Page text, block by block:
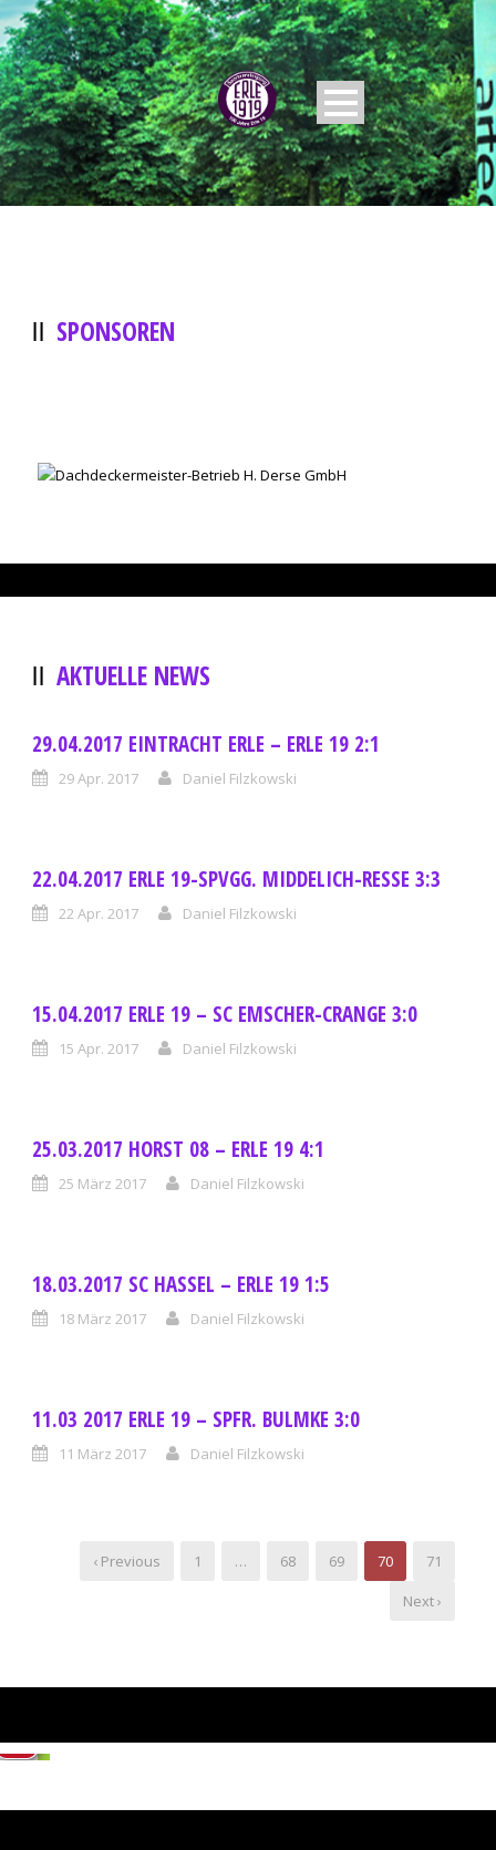
SPONSOREN
AKTUELLE NEWS
29.04.2017 EINTRACHT ERLE – ERLE 19 2:1
29 Apr. 2017 Daniel Filzkowski
22.04.2017 ERLE 19-SPVGG. MIDDELICH-RESSE 3:3
22 Apr. 2017 Daniel Filzkowski
15.04.2017 ERLE 19 – SC EMSCHER-CRANGE 3:0
15 Apr. 2017 Daniel Filzkowski
25.03.2017 HORST 08 – ERLE 19 4:1
25 März 2017 Daniel Filzkowski
18.03.2017 SC HASSEL – ERLE 19 1:5
18 März 2017 Daniel Filzkowski
11.03 2017 ERLE 19 – SPFR. BULMKE 3:0
11 März 2017 Daniel Filzkowski
‹ Previous 1 … 68 69 70
71
Next ›